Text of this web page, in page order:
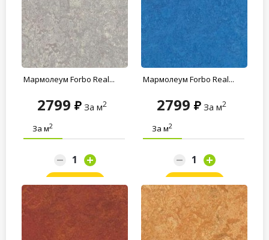
Мармолеум Forbo Real...
2799 За м2
За м2
Заказать
Мармолеум Forbo Real...
2799 За м2
За м2
Заказать